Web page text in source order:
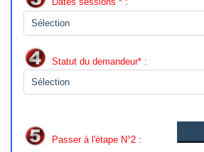
Statut du demandeur* :
Passer à l'étape N°2 :